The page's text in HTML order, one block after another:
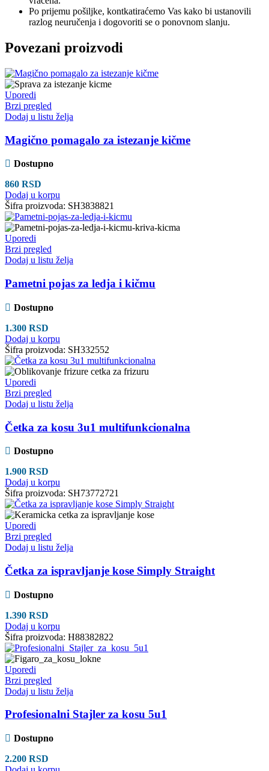
Po prijemu pošiljke, kontkatiraćemo Vas kako bi ustanovili
razlog neuručenja i dogovoriti se o ponovnom slanju.
Povezani proizvodi
Uporedi
Brzi pregled
Dodaj u listu želja
Magično pomagalo za istezanje kičme
Dostupno
860 RSD
Dodaj u korpu
Šifra proizvoda: SH3838821
Uporedi
Brzi pregled
Dodaj u listu želja
Pametni pojas za ledja i kičmu
Dostupno
1.300 RSD
Dodaj u korpu
Šifra proizvoda: SH332552
Uporedi
Brzi pregled
Dodaj u listu želja
Četka za kosu 3u1 multifunkcionalna
Dostupno
1.900 RSD
Dodaj u korpu
Šifra proizvoda: SH73772721
Uporedi
Brzi pregled
Dodaj u listu želja
Četka za ispravljanje kose Simply Straight
Dostupno
1.390 RSD
Dodaj u korpu
Šifra proizvoda: H88382822
Uporedi
Brzi pregled
Dodaj u listu želja
Profesionalni Stajler za kosu 5u1
Dostupno
2.200 RSD